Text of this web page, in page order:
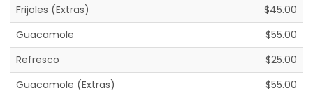
Frijoles (Extras)
$45.00
Guacamole
$55.00
Refresco
$25.00
Guacamole (Extras)
$55.00